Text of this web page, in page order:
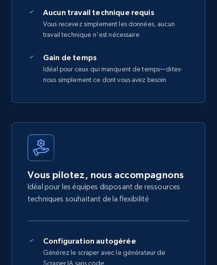
Aucun travail technique requis
Vous recevez simplement les données, aucun
travail technique n'est nécessaire
Gain de temps
Idéal pour ceux qui manquent de temps—dites-
nous simplement ce dont vous avez besoin
Vous pilotez, nous accompagnons
Idéal pour les équipes disposant de ressources
techniques souhaitant de la flexibilité
Configuration autogérée
Générez le scraper avec le générateur de
Scraper IA sans code